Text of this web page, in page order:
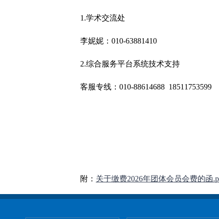
1.学术交流处
李妮妮：010-63881410
2.综合服务平台系统技术支持
客服专线：010-88614688 18511753599
附： 关于缴费2026年团体会员会费的函